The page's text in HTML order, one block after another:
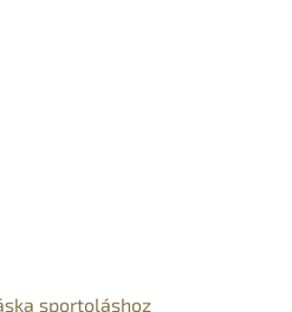
sportoláshoz